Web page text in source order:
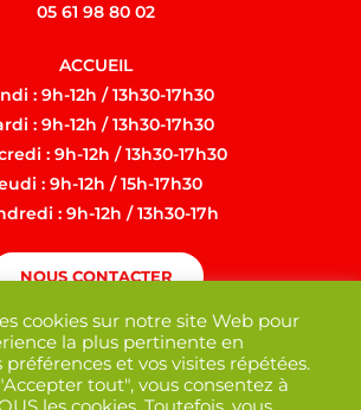
05 61 98 80 02
ACCUEIL
: 9h-12h / 13h30-17h30
: 9h-12h / 13h30-17h30
: 9h-12h / 13h30-17h30
: 9h-12h / 15h-17h30
: 9h-12h / 13h30-17h
NOUS CONTACTER
cookies sur notre site Web pour
la plus pertinente en
et vos visites répétées.
tout", vous consentez à